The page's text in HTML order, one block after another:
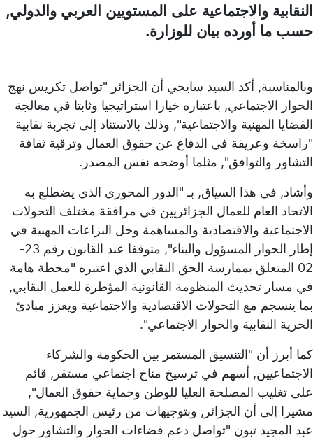
النقابية والاجتماعية على المستويين العربي والدولي,
حسب ما أورده بيان للوزارة.
وبالمناسبة, أكد السيد سايحي أن الجزائر "تواصل تكريس نهج
الحوار الاجتماعي, باعتباره خيارا استراتيجيا وثابتا في معالجة
القضايا المهنية والاجتماعية", وذلك بالاستناد إلى تجربة نقابية
"راسخة وعريقة في الدفاع عن حقوق العمال وترقية ثقافة
التشاور والتوافق", مثلما أوضحه نفس المصدر.
وأشاد, في هذا السياق, بـ "الدور المحوري الذي يضطلع به
الاتحاد العام للعمال الجزائريين في مرافقة مختلف التحولات
الاجتماعية والاقتصادية والمساهمة وحل النزاعات المهنية في
إطار الحوار المسؤول والبناء", متوقفا عند القانون رقم 23-
02 المتعلق بممارسة الحق النقابي الذي اعتبره "محطة هامة
في مسار تحديث المنظومة القانونية المؤطرة للعمل النقابي,
بما ينسجم مع التحولات الاقتصادية والاجتماعية ويعزز مبادئ
الحرية النقابية والحوار الاجتماعي".
كما أبرز أن "التنسيق المستمر بين الحكومة والشركاء
الاجتماعيين, أسهم في ترسيخ مناخ اجتماعي مستقر, قائم
على تغليب المصلحة العليا للوطن وحماية حقوق العمال",
مشيرا إلى أن الجزائر, وبتوجيهات من رئيس الجمهورية, السيد
عبد المجيد تبون "تواصل دعم فضاءات الحوار والتشاور حول